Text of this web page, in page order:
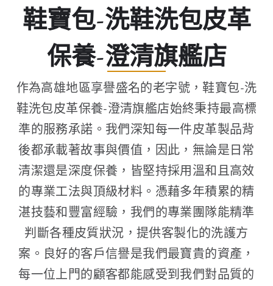
鞋寶包-洗鞋洗包皮革
保養-澄清旗艦店
作為高雄地區享譽盛名的老字號，鞋寶包-洗
鞋洗包皮革保養-澄清旗艦店始終秉持最高標
準的服務承諾。我們深知每一件皮革製品背
後都承載著故事與價值，因此，無論是日常
清潔還是深度保養，皆堅持採用溫和且高效
的專業工法與頂級材料。憑藉多年積累的精
湛技藝和豐富經驗，我們的專業團隊能精準
判斷各種皮質狀況，提供客製化的洗護方
案。良好的客戶信譽是我們最寶貴的資產，
每一位上門的顧客都能感受到我們對品質的